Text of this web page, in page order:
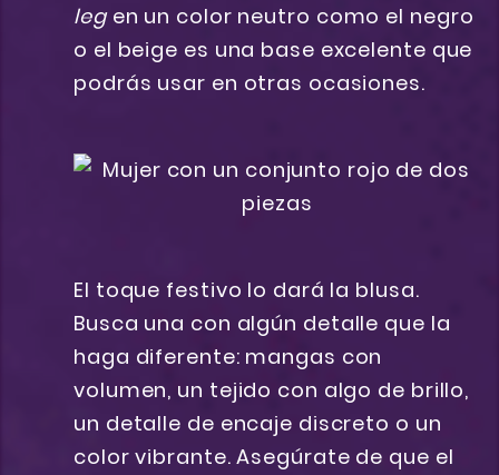
legen un color neutro como el negro
o el beige es una base excelente que
podrás usar en otras ocasiones.
El toque festivo lo dará la blusa.
Busca una con algún detalle que la
haga diferente: mangas con
volumen, un tejido con algo de brillo,
un detalle de encaje discreto o un
color vibrante. Asegúrate de que el